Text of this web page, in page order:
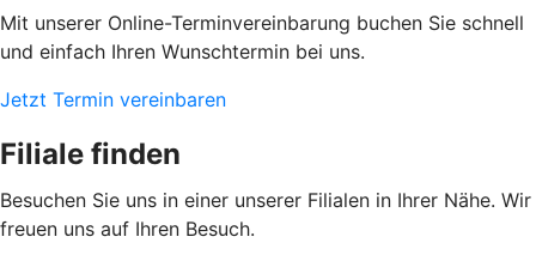
Mit unserer Online-Terminvereinbarung buchen Sie schnell
und einfach Ihren Wunschtermin bei uns.
Jetzt Termin vereinbaren
Filiale finden
Besuchen Sie uns in einer unserer Filialen in Ihrer Nähe. Wir
freuen uns auf Ihren Besuch.